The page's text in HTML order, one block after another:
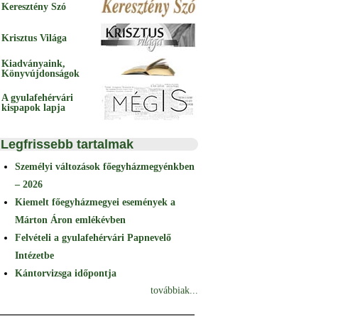
Keresztény Szó
Krisztus Világa
Kiadványaink,
Könyvújdonságok
A gyulafehérvári
kispapok lapja
Legfrissebb tartalmak
Személyi változások főegyházmegyénkben
– 2026
Kiemelt főegyházmegyei események a
Márton Áron emlékévben
Felvételi a gyulafehérvári Papnevelő
Intézetbe
Kántorvizsga időpontja
továbbiak...